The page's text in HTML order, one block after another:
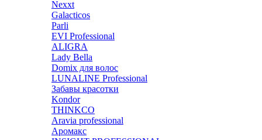
Nexxt
Galacticos
Parli
EVI Professional
ALIGRA
Lady Bella
Domix для волос
LUNALINE Professional
Забавы красотки
Kondor
THINKCO
Aravia professional
Аромакс